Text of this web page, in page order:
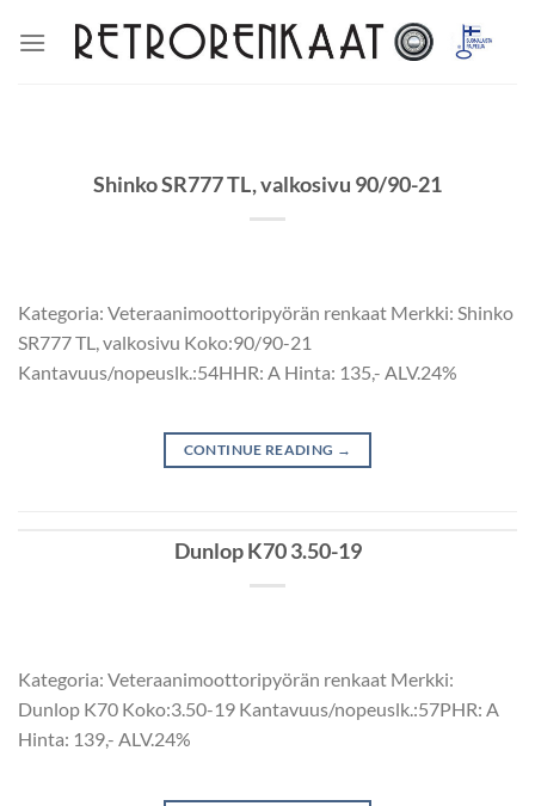
Shinko SR777 TL, valkosivu 90/90-21
Kategoria: Veteraanimoottoripyörän renkaat Merkki: Shinko
SR777 TL, valkosivu Koko:90/90-21
Kantavuus/nopeuslk.:54HHR: A Hinta: 135,- ALV.24%
CONTINUE READING →
Dunlop K70 3.50-19
Kategoria: Veteraanimoottoripyörän renkaat Merkki:
Dunlop K70 Koko:3.50-19 Kantavuus/nopeuslk.:57PHR: A
Hinta: 139,- ALV.24%